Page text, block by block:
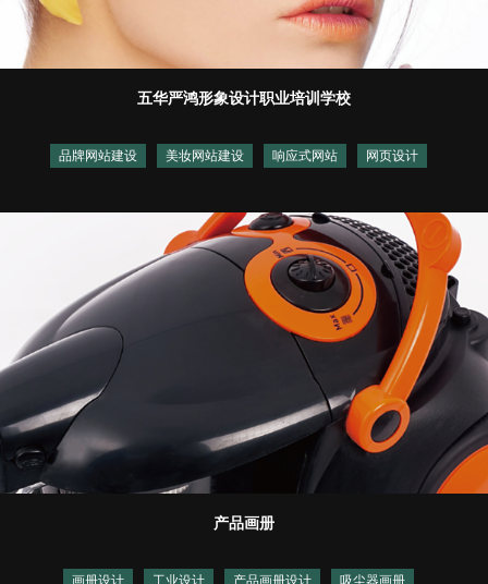
五华严鸿形象设计职业培训学校
品牌网站建设 美妆网站建设 响应式网站 网页设计
产品画册
画册设计 工业设计 产品画册设计 吸尘器画册